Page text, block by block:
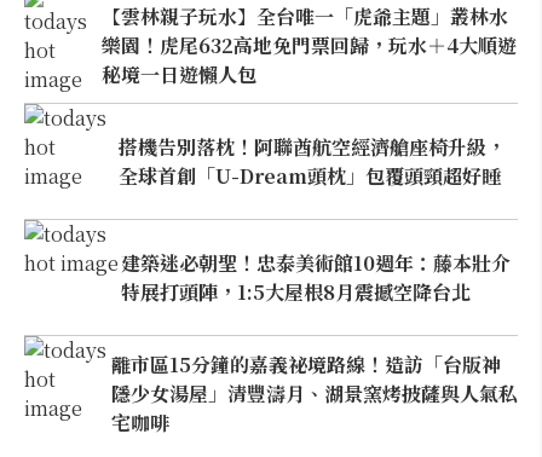
【雲林親子玩水】全台唯一「虎爺主題」叢林水
樂園！虎尾632高地免門票回歸，玩水＋4大順遊
秘境一日遊懶人包
搭機告別落枕！阿聯酋航空經濟艙座椅升級，
全球首創「U-Dream頭枕」包覆頭頸超好睡
建築迷必朝聖！忠泰美術館10週年：藤本壯介
特展打頭陣，1:5大屋根8月震撼空降台北
離市區15分鐘的嘉義祕境路線！造訪「台版神
隱少女湯屋」清豐濤月、湖景窯烤披薩與人氣私
宅咖啡